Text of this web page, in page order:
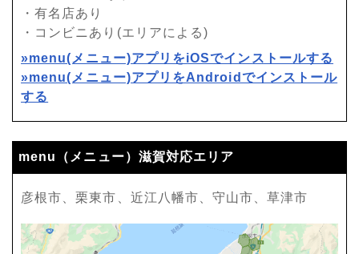
・有名店あり
・コンビニあり(エリアによる)
»menu(メニュー)アプリをiOSでインストールする
»menu(メニュー)アプリをAndroidでインストール
する
menu（メニュー）滋賀対応エリア
彦根市、栗東市、近江八幡市、守山市、草津市